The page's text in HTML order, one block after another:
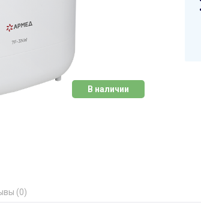
В наличии
(0)